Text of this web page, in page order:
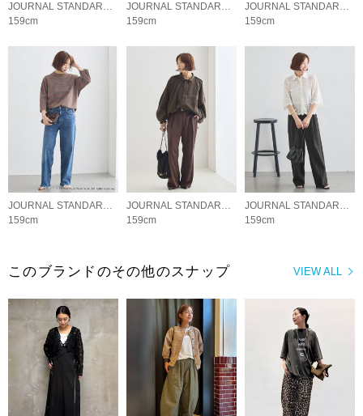
JOURNAL STANDARD L'ESSAGE
159cm
JOURNAL STANDARD L'ESSAGE
159cm
JOURNAL STANDARD L'ESSAGE
159cm
JOURNAL STANDARD L'ESSAGE
159cm
JOURNAL STANDARD L'ESSAGE
159cm
JOURNAL STANDARD L'ESSAGE
159cm
VIEW ALL
このブランドのその他のスナップ